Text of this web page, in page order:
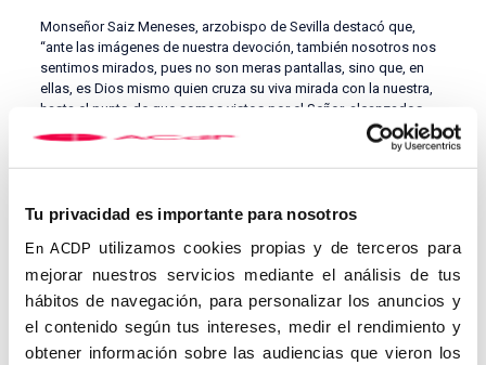
Tu privacidad es importante para nosotros
En ACDP utilizamos cookies propias y de terceros para
mejorar nuestros servicios mediante el análisis de tus
hábitos de navegación, para personalizar los anuncios y
el contenido según tus intereses, medir el rendimiento y
obtener información sobre las audiencias que vieron los
Monseñor Saiz Meneses, arzobispo de Sevilla destacó que,
“ante las imágenes de nuestra devoción, también nosotros nos
sentimos mirados, pues no son meras pantallas, sino que, en
ellas, es Dios mismo quien cruza su viva mirada con la nuestra,
hasta el punto de que somos vistos por el Señor, alcanzados
por el milagro de su Vida, de su Carne”.